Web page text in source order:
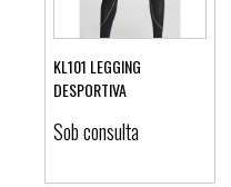
Ver detalhes
KL101 LEGGING
DESPORTIVA
Sob consulta